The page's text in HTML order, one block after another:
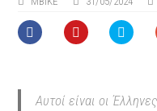
Aυτοί είναι οι